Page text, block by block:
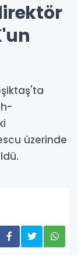
üzerinde